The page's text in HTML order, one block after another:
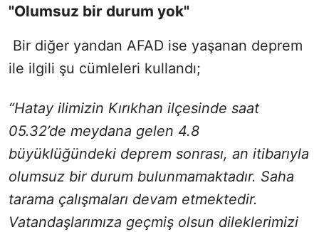
"Olumsuz bir durum yok"
Bir diğer yandan AFAD ise yaşanan deprem
ile ilgili şu cümleleri kullandı;
“Hatay ilimizin Kırıkhan ilçesinde saat
05.32’de meydana gelen 4.8
büyüklüğündeki deprem sonrası, an itibarıyla
olumsuz bir durum bulunmamaktadır. Saha
tarama çalışmaları devam etmektedir.
Vatandaşlarımıza geçmiş olsun dileklerimizi